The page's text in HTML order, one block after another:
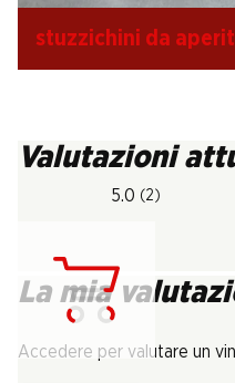
stuzzichini da
Valutazioni
5.0 (2)
La mia
Accedere per valutare un